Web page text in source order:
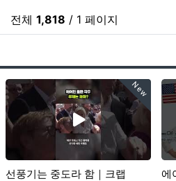
전체 1,818 / 1 페이지
New
선풍기는 중도라 함｜크랩